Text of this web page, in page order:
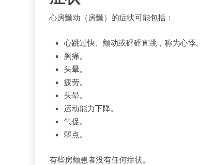
心房颤动（房颤）的症状可能包括：
心跳过快、颤动或砰砰直跳，称为心悸。
胸痛。
头晕。
疲劳。
头晕。
运动能力下降。
气促。
弱点。
有些房颤患者没有任何症状。